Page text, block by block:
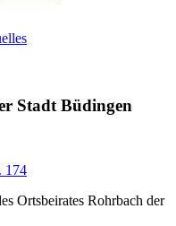
Stadt Büdingen
174
Ortsbeirates Rohrbach der